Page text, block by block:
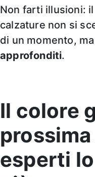
Non farti illusioni:
calzature non si
di un momento,
approfonditi.
Il colore
esperti